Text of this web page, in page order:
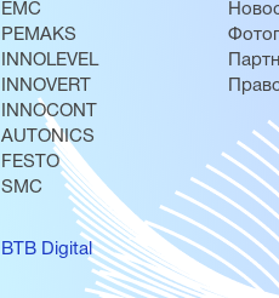
EMC
PEMAKS
INNOLEVEL
INNOVERT
INNOCONT
AUTONICS
FESTO
SMC
BTB Digital